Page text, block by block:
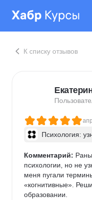
К списку отзывов
Психология:
Комментарий:
психологии, но не
меня пугали
«когнитивные».
образовании.